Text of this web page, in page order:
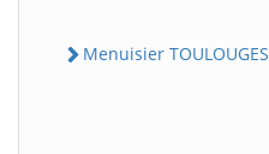
Menuisier TOULOUGES